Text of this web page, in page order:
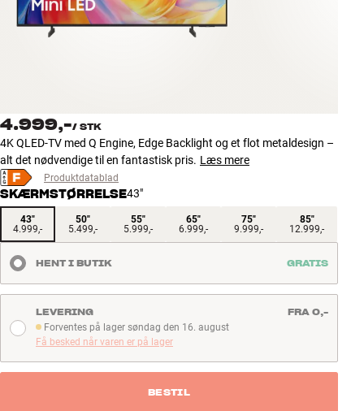
Tilbehør
NYHEDER
TILBUD
Find Butik
Kundeservice
Log ind
Kundeservice
Byg med Lyd
4.999,-/ STK
4K QLED-TV med Q Engine, Edge Backlight og et flot metaldesign –
alt det nødvendige til en fantastisk pris. Læs mere
Produktdatablad
SKÆRMSTØRRELSE43"
43"
4.999,-
50"
5.499,-
55"
5.999,-
65"
6.999,-
75"
9.999,-
85"
12.999,-
HENT I BUTIK GRATIS
Forventes på lager søndag den 16. august
Forventes på lager søndag den 16. august
Få besked når varen er på lager
LEVERING FRA 0,-
BESTIL